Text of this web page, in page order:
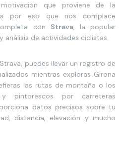
que proviene de la
por eso que nos complace
con Strava, la popular
análisis de actividades ciclistas.
puedes llevar un registro de
mientras exploras Girona
las rutas de montaña o los
pintorescos por carreteras
datos precisos sobre tu
distancia, elevación y mucho